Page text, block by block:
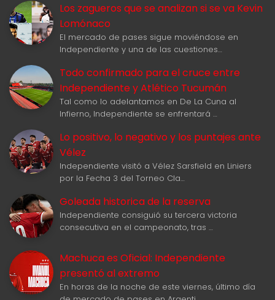
Los zagueros que se analizan si se va Kevin
Lomónaco
El mercado de pases sigue moviéndose en
Independiente y una de las cuestiones…
Todo confirmado para el cruce entre
Independiente y Atlético Tucumán
Tal como lo adelantamos en De La Cuna al
Infierno, Independiente se enfrentará …
Lo positivo, lo negativo y los puntajes ante
Vélez
Independiente visitó a Vélez Sarsfield en Liniers
por la Fecha 3 del Torneo Cla…
Goleada historica de la reserva
Independiente consiguió su tercera victoria
consecutiva en el campeonato, tras …
Machuca es Oficial: Independiente
presentó al extremo
En horas de la noche de este viernes, último día